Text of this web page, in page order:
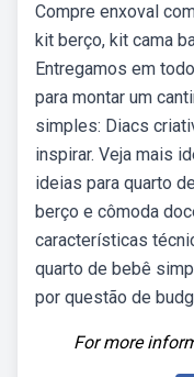
Compre enxoval
kit berço, kit cama
Entregamos em
para montar um
simples: Diacs
inspirar. Veja mais
ideias para quarto
berço e cômoda
características
quarto de bebê
por questão de
For more